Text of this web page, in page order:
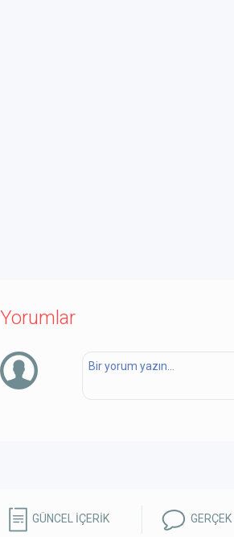
Yorumlar
GÜNCEL İÇERİK